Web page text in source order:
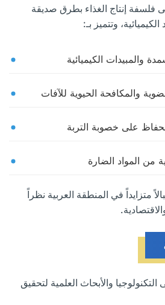
فلسفة إنتاج الغذاء بطرق صديقة
وتتميز بـ:
والمبيدات الكيميائية
والمكافحة الحيوية للآفات
على خصوبة التربة
من المواد الضارة
متزايداً في المنطقة العربية نظراً
والأبحاث العلمية لتحقيق